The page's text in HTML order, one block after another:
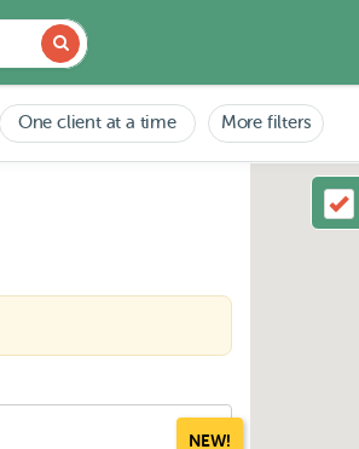
One client at a time More filters
NEW!